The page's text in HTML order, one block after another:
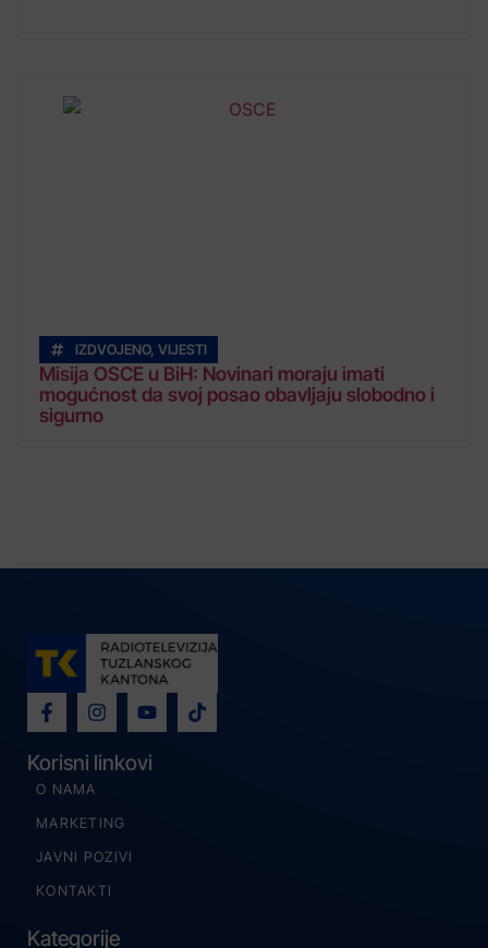
IZDVOJENO, VIJESTI
Misija OSCE u BiH: Novinari moraju imati
mogućnost da svoj posao obavljaju slobodno i
sigurno
Korisni linkovi
O NAMA
MARKETING
JAVNI POZIVI
KONTAKTI
Kategorije